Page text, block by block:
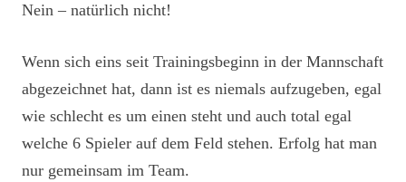
Nein – natürlich nicht!
Wenn sich eins seit Trainingsbeginn in der Mannschaft
abgezeichnet hat, dann ist es niemals aufzugeben, egal
wie schlecht es um einen steht und auch total egal
welche 6 Spieler auf dem Feld stehen. Erfolg hat man
nur gemeinsam im Team.